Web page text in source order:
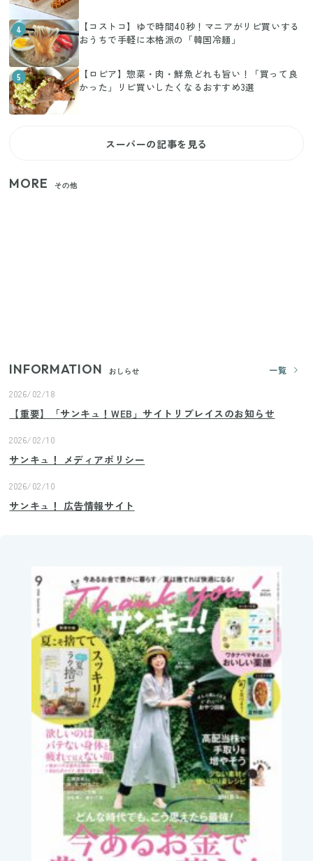
4
【コストコ】ゆで時間40秒！マニアがリピ買いする
おうちで手軽に本格派の「韓国冷麺」
5
【ロピア】惣菜・肉・鮮魚どれも旨い！「買って良
かった」リピ買いしたくなるおすすめ3選
スーパーの記事を見る
MORE その他
INFORMATION おしらせ
一覧
2026/02/18
【重要】「サンキュ！WEB」サイトリプレイスのお知らせ
2026/02/10
サンキュ！ メディアポリシー
2026/02/10
サンキュ！ 広告情報サイト